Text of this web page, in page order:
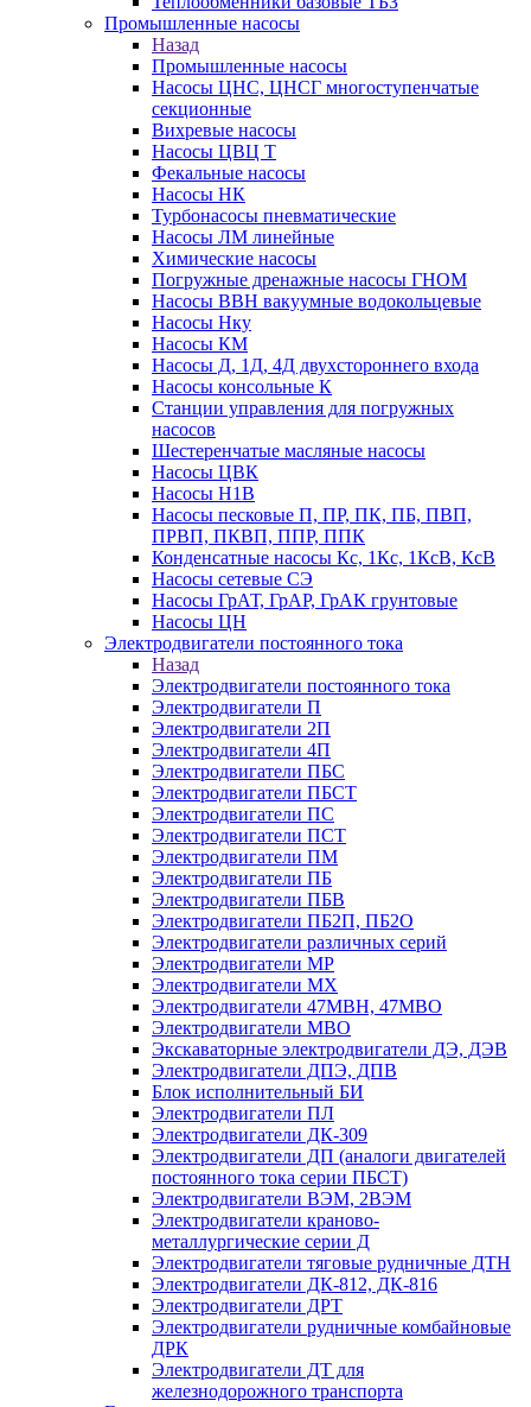
Промышленные насосы
Назад
Промышленные насосы
Насосы ЦНС, ЦНСГ многоступенчатые
секционные
Вихревые насосы
Насосы ЦВЦ Т
Фекальные насосы
Насосы НК
Турбонасосы пневматические
Насосы ЛМ линейные
Химические насосы
Погружные дренажные насосы ГНОМ
Насосы ВВН вакуумные водокольцевые
Насосы Нку
Насосы КМ
Насосы Д, 1Д, 4Д двухстороннего входа
Насосы консольные К
Станции управления для погружных
насосов
Шестеренчатые масляные насосы
Насосы ЦВК
Насосы Н1В
Насосы песковые П, ПР, ПК, ПБ, ПВП,
ПРВП, ПКВП, ППР, ППК
Конденсатные насосы Кс, 1Кс, 1КсВ, КсВ
Насосы сетевые СЭ
Насосы ГрАТ, ГрАР, ГрАК грунтовые
Насосы ЦН
Электродвигатели постоянного тока
Назад
Электродвигатели постоянного тока
Электродвигатели П
Электродвигатели 2П
Электродвигатели 4П
Электродвигатели ПБС
Электродвигатели ПБСТ
Электродвигатели ПС
Электродвигатели ПСТ
Электродвигатели ПМ
Электродвигатели ПБ
Электродвигатели ПБВ
Электродвигатели ПБ2П, ПБ2О
Электродвигатели различных серий
Электродвигатели МР
Электродвигатели MX
Электродвигатели 47MBH, 47МВО
Электродвигатели MBO
Экскаваторные электродвигатели ДЭ, ДЭВ
Электродвигатели ДПЭ, ДПВ
Блок исполнительный БИ
Электродвигатели ПЛ
Электродвигатели ДК-309
Электродвигатели ДП (аналоги двигателей
постоянного тока серии ПБСТ)
Электродвигатели ВЭМ, 2ВЭМ
Электродвигатели краново-
металлургические серии Д
Электродвигатели тяговые рудничные ДТН
Электродвигатели ДК-812, ДК-816
Электродвигатели ДРТ
Электродвигатели рудничные комбайновые
ДРК
Электродвигатели ДТ для
железнодорожного транспорта